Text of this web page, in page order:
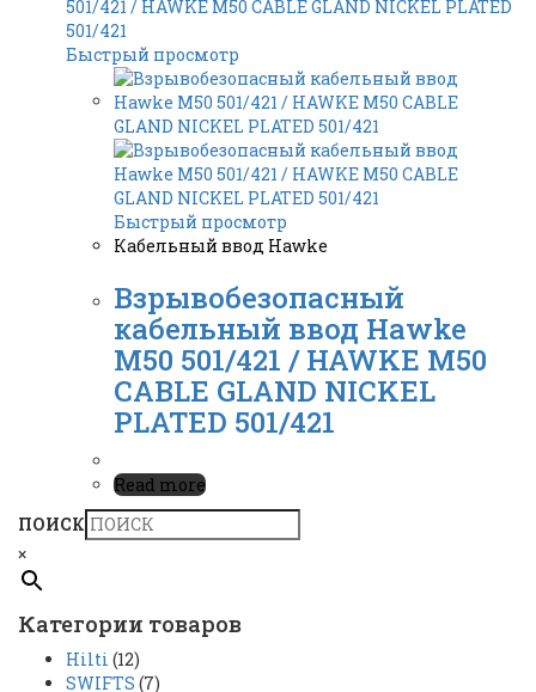
Быстрый просмотр
Быстрый просмотр
Кабельный ввод Hawke
Взрывобезопасный
кабельный ввод Hawke
M50 501/421 / HAWKE M50
CABLE GLAND NICKEL
PLATED 501/421
Read more
ПОИСК
×
Категории товаров
Hilti (12)
SWIFTS (7)